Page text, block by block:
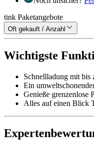
tink Paketangebote
Oft gekauft / Anzahl
Wichtigste
Schnellladung mit bis
Ein
Genieße grenzenlose
Alles auf einen Blick